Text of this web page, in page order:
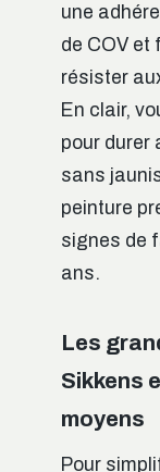
une
de COV et
résister
En clair,
pour durer
sans
peinture
signes de
ans.
Les
Sikkens
moyens
Pour